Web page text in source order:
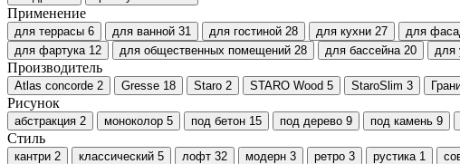
Применение
для террасы 6 для ванной 31 для гостиной 28 для кухни 27 для
для фартука 12 для общественных помещений 28 для бассейна 20 для
Производитель
Atlas concorde 2 Gresse 18 Staro 2 STARO Wood 5 StaroSlim 3
Рисунок
абстракция 2 моноколор 5 под бетон 15 под дерево 9 под камень 9
Стиль
кантри 2 классический 5 лофт 32 модерн 3 ретро 3 рустика 1